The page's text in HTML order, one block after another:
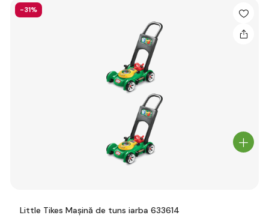
-31%
Little Tikes Mașină de tuns iarba 633614